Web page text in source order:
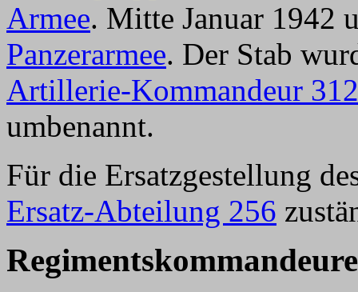
Armee. Mitte Januar 1942
Panzerarmee. Der Stab
Artillerie-Kommandeur 312
umbenannt.
Für die Ersatzgestellung
Ersatz-Abteilung 256